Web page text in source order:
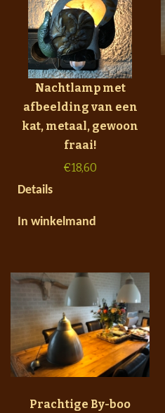
Nachtlamp met
afbeelding van een
kat, metaal, gewoon
fraai!
€18,60
Details
In winkelmand
Prachtige By-boo